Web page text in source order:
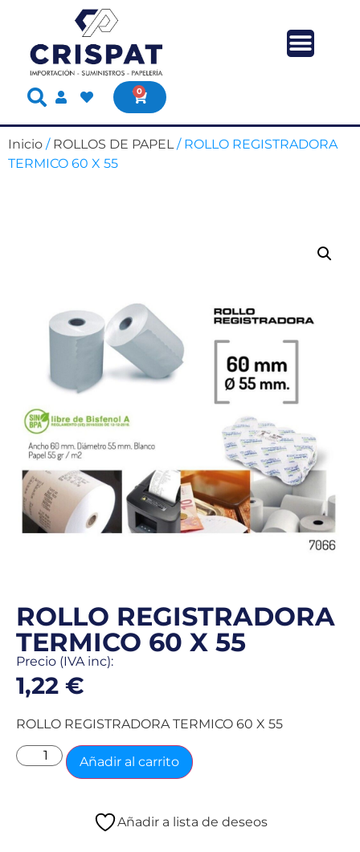
0
Inicio / ROLLOS DE PAPEL/ ROLLO REGISTRADORA
TERMICO 60 X 55
ROLLO REGISTRADORA
TERMICO 60 X 55
Precio (IVA inc):
1,22 €
ROLLO REGISTRADORA TERMICO 60 X 55
Añadir al carrito
Añadir a lista de deseos